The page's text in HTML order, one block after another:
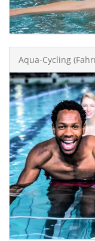
Aqua-Cycling